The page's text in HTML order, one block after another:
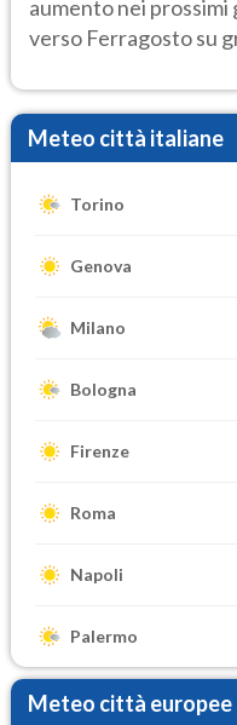
aumento nei
verso Ferragosto su
Meteo città italiane
Torino
Genova
Milano
Bologna
Firenze
Roma
Napoli
Palermo
Meteo città europee